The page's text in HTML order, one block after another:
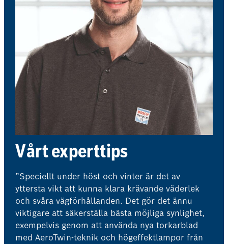
Vårt experttips
”Speciellt under höst och vinter är det av
yttersta vikt att kunna klara krävande väderlek
och svåra vägförhållanden. Det gör det ännu
viktigare att säkerställa bästa möjliga synlighet,
exempelvis genom att använda nya torkarblad
med AeroTwin-teknik och högeffektlampor från